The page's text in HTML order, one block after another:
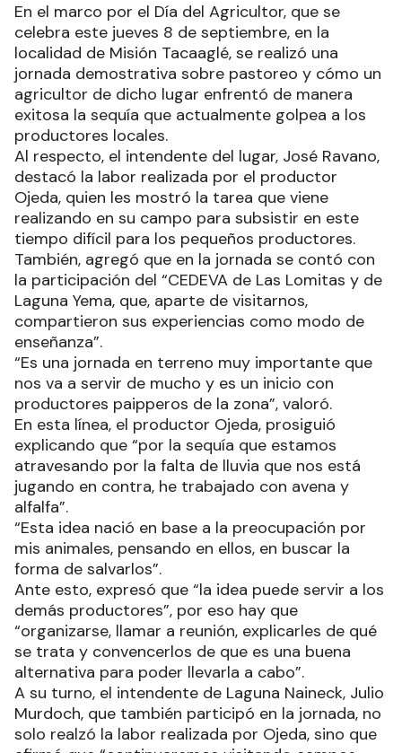
En el marco por el Día del Agricultor, que se
celebra este jueves 8 de septiembre, en la
localidad de Misión Tacaaglé, se realizó una
jornada demostrativa sobre pastoreo y cómo un
agricultor de dicho lugar enfrentó de manera
exitosa la sequía que actualmente golpea a los
productores locales.
Al respecto, el intendente del lugar, José Ravano,
destacó la labor realizada por el productor
Ojeda, quien les mostró la tarea que viene
realizando en su campo para subsistir en este
tiempo difícil para los pequeños productores.
También, agregó que en la jornada se contó con
la participación del “CEDEVA de Las Lomitas y de
Laguna Yema, que, aparte de visitarnos,
compartieron sus experiencias como modo de
enseñanza”.
“Es una jornada en terreno muy importante que
nos va a servir de mucho y es un inicio con
productores paipperos de la zona”, valoró.
En esta línea, el productor Ojeda, prosiguió
explicando que “por la sequía que estamos
atravesando por la falta de lluvia que nos está
jugando en contra, he trabajado con avena y
alfalfa”.
“Esta idea nació en base a la preocupación por
mis animales, pensando en ellos, en buscar la
forma de salvarlos”.
Ante esto, expresó que “la idea puede servir a los
demás productores”, por eso hay que
“organizarse, llamar a reunión, explicarles de qué
se trata y convencerlos de que es una buena
alternativa para poder llevarla a cabo”.
A su turno, el intendente de Laguna Naineck, Julio
Murdoch, que también participó en la jornada, no
solo realzó la labor realizada por Ojeda, sino que